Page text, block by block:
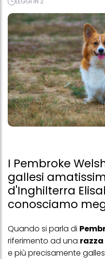
I Pembroke
gallesi
d'Inghilterra
conosciamo
Quando si parla di
riferimento ad una
e più precisamente